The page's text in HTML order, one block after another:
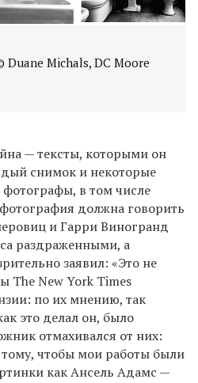
Duane Michals, DC Moore
— тексты, которыми он
снимок и некоторые
в том числе
должна говорить
и Гарри Виногранд
раздраженными, а
заявил: «Это не
The New York Times
по их мнению, так
это делал он, было
отмахивался от них:
чтобы мои работы были
как Ансель Адамс —